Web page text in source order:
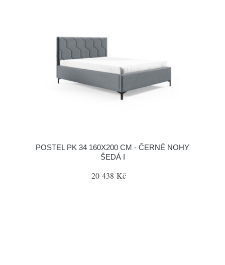
POSTEL PK 34 160X200 CM - ČERNÉ NOHY
ŠEDÁ I
20 438 Kč